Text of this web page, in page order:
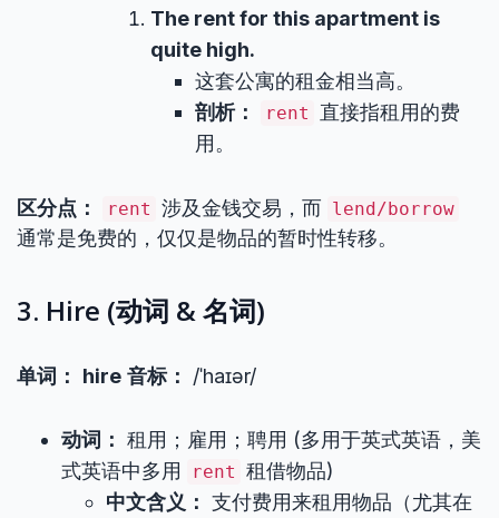
The rent for this apartment is
quite high.
这套公寓的租金相当高。
剖析：
rent
直接指租用的费
用。
区分点： rent 涉及金钱交易，而 lend/borrow
通常是免费的，仅仅是物品的暂时性转移。
3. Hire (动词 & 名词)
单词： hire 音标： /ˈhaɪər/
动词： 租用；雇用；聘用 (多用于英式英语，美
式英语中多用
rent 租借物品)
中文含义： 支付费用来租用物品（尤其在